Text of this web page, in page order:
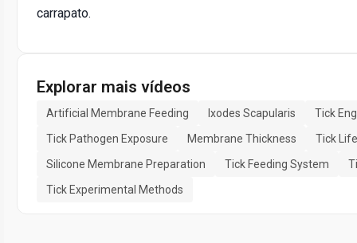
carrapato.
Explorar mais vídeos
Artificial Membrane Feeding Ixodes Scapularis
Tick
Tick Pathogen Exposure
Membrane Thickness
Tick
Silicone Membrane Preparation
Tick Feeding System
Tick Experimental Methods